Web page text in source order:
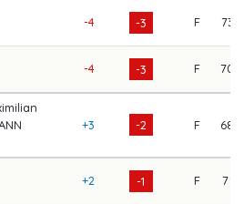
-4 -3 F 73
-4 -3 F 70
+3 -2 F 68
+2 -1 F 71